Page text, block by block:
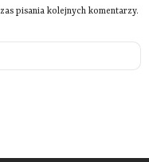
pisania kolejnych komentarzy.